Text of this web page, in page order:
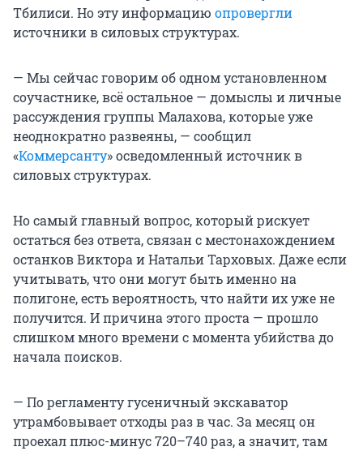
Тбилиси. Но эту информацию опровергли
источники в силовых структурах.
— Мы сейчас говорим об одном установленном
соучастнике, всё остальное — домыслы и личные
рассуждения группы Малахова, которые уже
неоднократно развеяны, — сообщил
«Коммерсанту» осведомленный источник в
силовых структурах.
Но самый главный вопрос, который рискует
остаться без ответа, связан с местонахождением
останков Виктора и Натальи Тарховых. Даже если
учитывать, что они могут быть именно на
полигоне, есть вероятность, что найти их уже не
получится. И причина этого проста — прошло
слишком много времени с момента убийства до
начала поисков.
— По регламенту гусеничный экскаватор
утрамбовывает отходы раз в час. За месяц он
проехал плюс-минус 720–740 раз, а значит, там